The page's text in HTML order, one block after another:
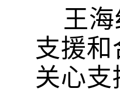
王
支援
关心